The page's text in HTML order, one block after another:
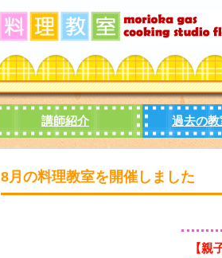
講師紹介 過去の
8月の料理教室を開催しました
【親